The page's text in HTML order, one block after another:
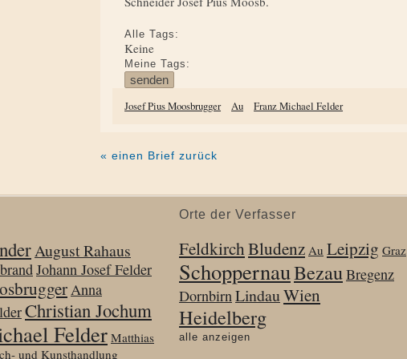
Alle Tags:
Keine
Meine Tags:
Josef Pius Moosbrugger Au Franz Michael Felder
« einen Brief zurück
August Rahaus
Johann Josef Felder
Anna
Christian Jochum
FelderMatthias
und Kunsthandlung
Orte der Verfasser
FeldkirchBludenz Au Leipzig Graz
SchoppernauBezauBregenz
DornbirnLindauWien
Heidelberg
alle anzeigen